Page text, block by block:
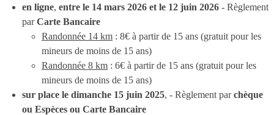
en ligne, entre le 14 mars 2026 et le 12 juin 2026 - Règlement
parCarte Bancaire
Randonnée 14 km : 8€ à partir de 15 ans (gratuit pour les
mineurs de moins de 15 ans)
Randonnée 8 km : 6€ à partir de 15 ans (gratuit pour les
mineurs de moins de 15 ans)
sur place le dimanche 15 juin 2025, - Règlement parchèque
ou Espèces ou Carte Bancaire